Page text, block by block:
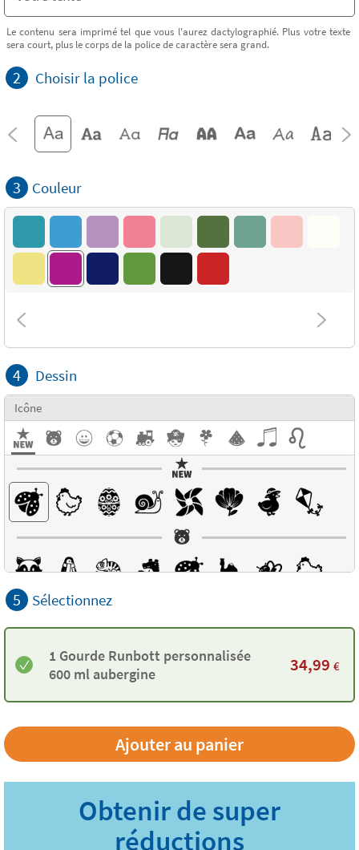
Le contenu sera imprimé tel que vous l'aurez dactylographié. Plus votre texte
sera court, plus le corps de la police de caractère sera grand.
2 Choisir la police
3 Couleur
4 Dessin
Icône
5 Sélectionnez
1 Gourde Runbott personnalisée
600 ml aubergine
34,99 €